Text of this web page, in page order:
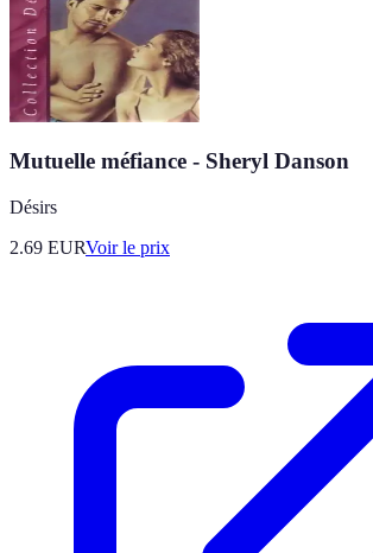
Mutuelle méfiance - Sheryl Danson
Désirs
2.69 EURVoir le prix